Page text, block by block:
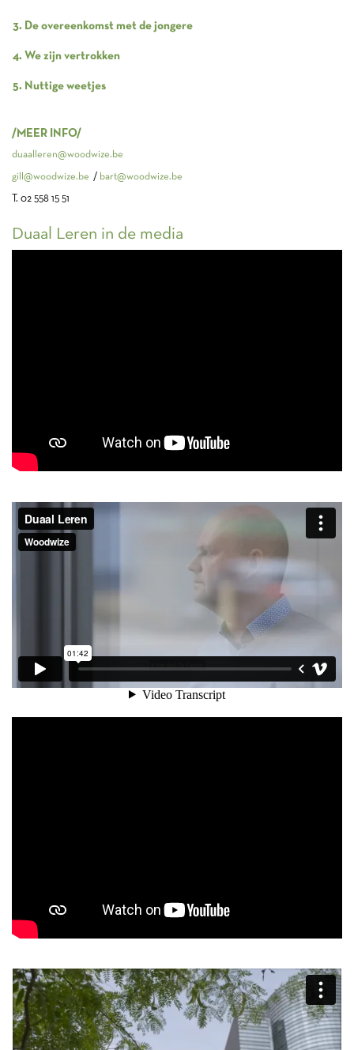
3. De overeenkomst met de jongere
4. We zijn vertrokken
5. Nuttige weetjes
/MEER INFO/
duaalleren@woodwize.be
gill@woodwize.be / bart@woodwize.be
T. 02 558 15 51
Duaal Leren in de media